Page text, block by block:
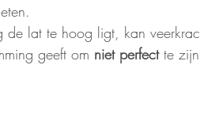
lat te hoog ligt, kan
geeft om niet perfect te